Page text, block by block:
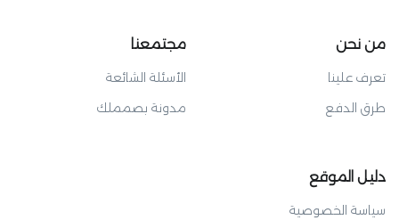
من نحن
تعرف علينا
طرق الدفع
مجتمعنا
الأسئلة الشائعة
مدونة بصمملك
دليل الموقع
سياسة الخصوصية